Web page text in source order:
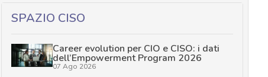
SPAZIO CISO
Career evolution per CIO e CISO: i dati
dell’Empowerment Program 2026
07 Ago 2026